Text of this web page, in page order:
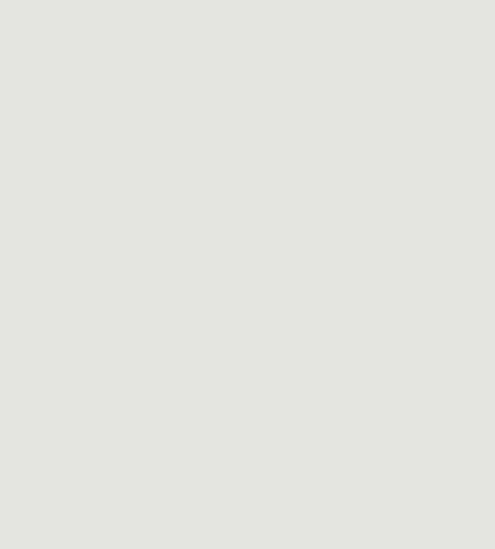
ANZEIGEN